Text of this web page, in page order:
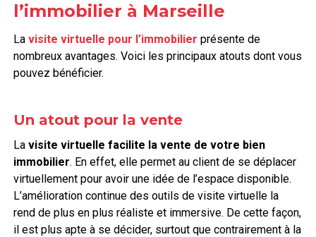
l’immobilier à Marseille
La visite virtuelle pour l’immobilier présente de
nombreux avantages. Voici les principaux atouts dont vous
pouvez bénéficier.
Un atout pour la vente
La visite virtuelle facilite la vente de votre bien
immobilier. En effet, elle permet au client de se déplacer
virtuellement pour avoir une idée de l’espace disponible.
L’amélioration continue des outils de visite virtuelle la
rend de plus en plus réaliste et immersive. De cette façon,
il est plus apte à se décider, surtout que contrairement à la